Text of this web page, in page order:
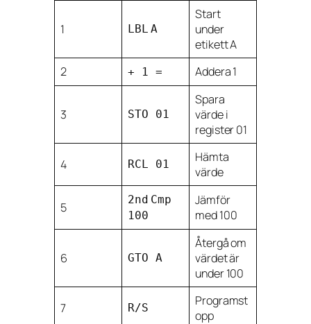
1 LBL A
Start
under
etikett A
2
+ 1 = Addera 1
3 STO 01
Spara
värde i
register 01
4 RCL 01
Hämta
värde
5
2nd Cmp
100
Jämför
med 100
6 GTO A
Återgå om
värdet är
under 100
7 R/S
Programst
opp